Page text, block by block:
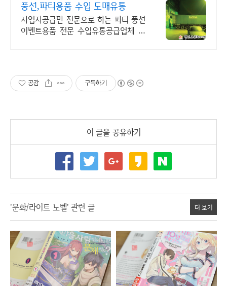
풍선,파티용품 수입 도매유통
사업자공급만 전문으로 하는 파티 풍선
이벤트용품 전문 수입유통공급업체 입
공감 구독하기
이 글을 공유하기
'문화/라이트 노벨' 관련 글 더 보기